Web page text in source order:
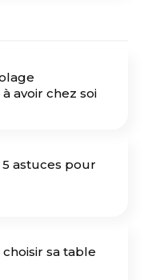
avoir chez soi
5 astuces pour
sa table